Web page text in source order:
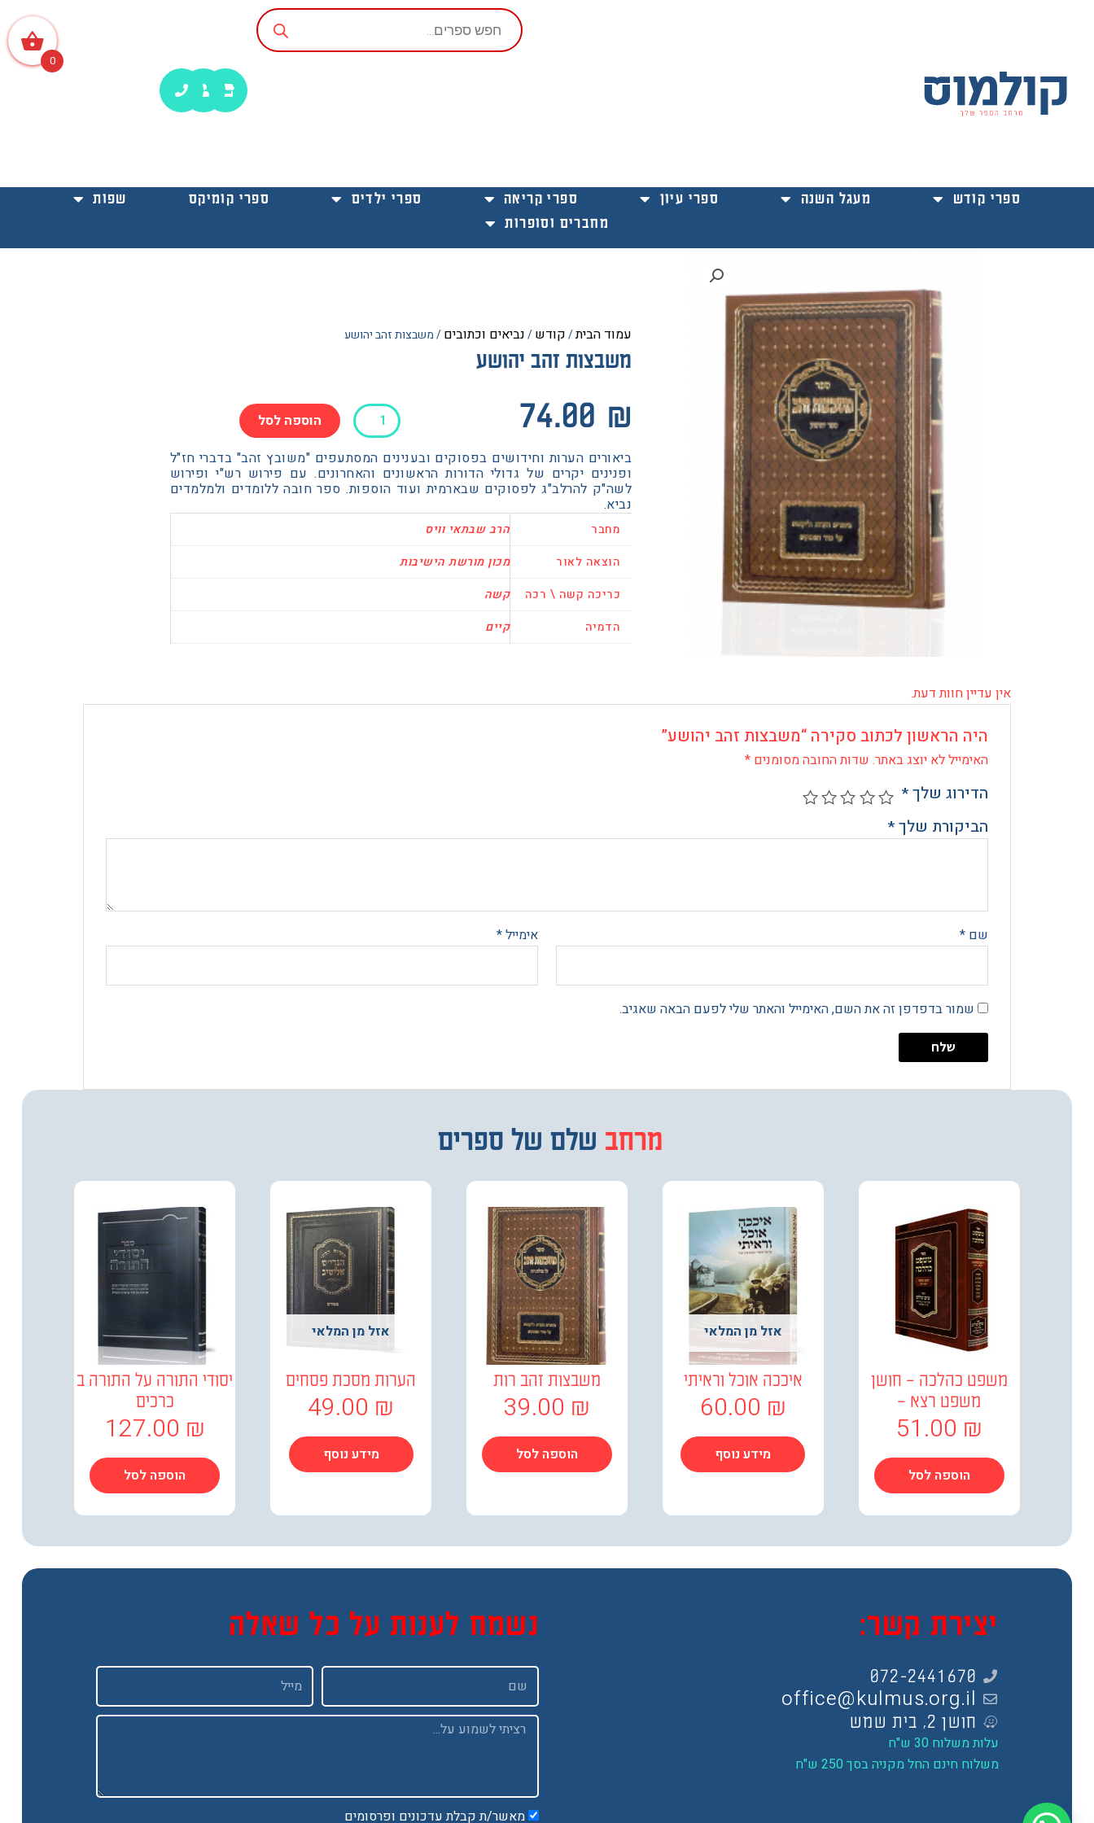
Products
search
ספרי קודש מעגל השנה ספרי עיון ספרי קריאה ספרי ילדים ספרי קומיקס
שפות
מחברים וסופרות
עמוד הבית/קודש/נביאים וכתובים/ משבצות זהב יהושע
משבצות זהב יהושע
74.00 ₪
כמות
של
משבצות
זהב
יהושע
הוספה לסל
ביאורים הערות וחידושים בפסוקים ובענינים המסתעפים "משובץ זהב" בדברי חז"ל
ופנינים יקרים של גדולי הדורות הראשונים והאחרונים. עם פירוש רש"י ופירוש
לשה"ק להרלב"ג לפסוקים שבארמית ועוד הוספות. ספר חובה ללומדים ולמלמדים
נביא.
מחבר
הרב שבתאי וויס
הוצאה לאור
מכון מורשת הישיבות
כריכה קשה \ רכה
קשה
הדמיה
קיים
אין עדיין חוות דעת.
היה הראשון לכתוב סקירה “משבצות זהב יהושע”
האימייל לא יוצג באתר. שדות החובה מסומנים *
הדירוג שלך*
הביקורת שלך*
שם * אימייל*
שמור בדפדפן זה את השם, האימייל והאתר שלי לפעם הבאה שאגיב.
מבחר שלם של ספרים
משפט כהלכה – חושן
משפט רצא –
51.00 ₪
הוספה לסל
אזל מן המלאי
איככה אוכל וראיתי
60.00 ₪
מידע נוסף
משבצות זהב רות
39.00 ₪
הוספה לסל
אזל מן המלאי
הערות מסכת פסחים
49.00 ₪
מידע נוסף
יסודי התורה על התורה ב
כרכים
127.00 ₪
הוספה לסל
יצירת קשר:
072-2441670
office@kulmus.org.il
חושן 2, בית שמש
עלות משלוח 30 ש"ח
משלוח חינם החל מקניה בסך 250 ש"ח
נשמח לענות על כל שאלה
שם Email
Message
מאשר/ת קבלת עדכונים ופרסומים
0